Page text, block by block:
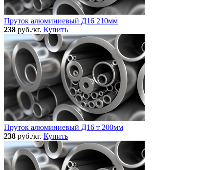
Пруток алюминиевый Д16 210мм
238 руб./кг. Купить
Пруток алюминиевый Д16 т 200мм
238 руб./кг. Купить